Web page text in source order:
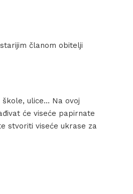
članom obitelji
ulice… Na ovoj
će viseće papirnate
stvoriti viseće ukrase za